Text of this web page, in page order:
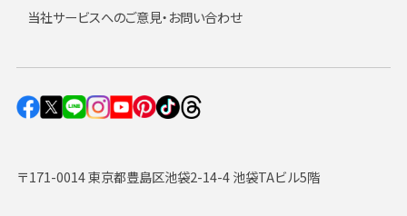
〒171-0014 東京都豊島区池袋2-14-4 池袋TAビル5階
当社サービスへのご意見・お問い合わせ